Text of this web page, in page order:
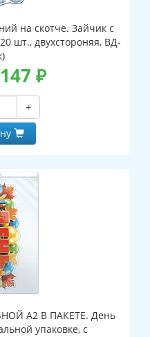
на скотче. Зайчик с
шт., двухстороняя, ВД-
147 ₽
+
А2 В ПАКЕТЕ. День
упаковке, с